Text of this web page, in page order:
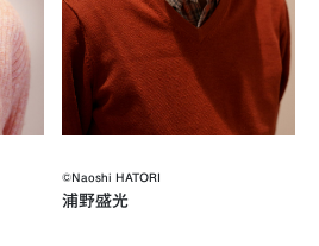
©︎Naoshi HATORI
浦野盛光